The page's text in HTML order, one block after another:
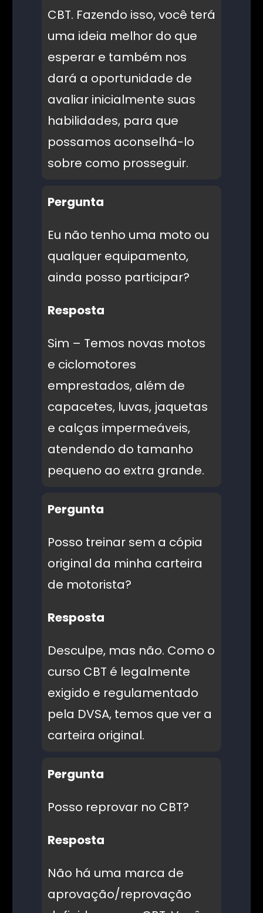
CBT. Fazendo isso, você terá
uma ideia melhor do que
esperar e também nos
dará a oportunidade de
avaliar inicialmente suas
habilidades, para que
possamos aconselhá-lo
sobre como prosseguir.
Pergunta
Eu não tenho uma moto ou
qualquer equipamento,
ainda posso participar?
Resposta
Sim – Temos novas motos
e ciclomotores
emprestados, além de
capacetes, luvas, jaquetas
e calças impermeáveis,
atendendo do tamanho
pequeno ao extra grande.
Pergunta
Posso treinar sem a cópia
original da minha carteira
de motorista?
Resposta
Desculpe, mas não. Como o
curso CBT é legalmente
exigido e regulamentado
pela DVSA, temos que ver a
carteira original.
Pergunta
Posso reprovar no CBT?
Resposta
Não há uma marca de
aprovação/reprovação
Login do cliente